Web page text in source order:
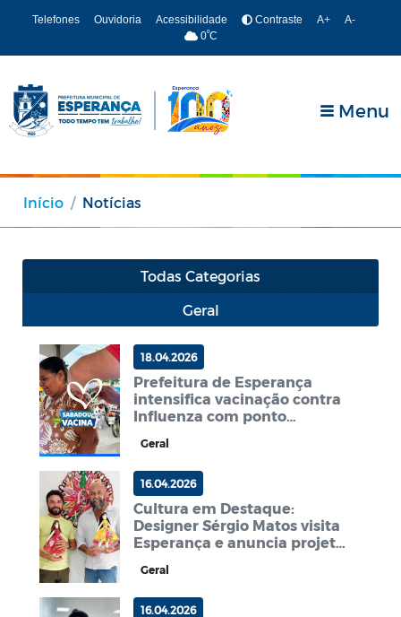
Telefones Ouvidoria Acessibilidade Contraste A+
A-
0ºC
Menu
Início Notícias
Todas Categorias
Geral
18.04.2026
Prefeitura de Esperança
intensifica vacinação contra
Influenza com ponto
Geral
16.04.2026
Cultura em Destaque:
Designer Sérgio Matos visita
Esperança e anuncia projeto
Artesanato
Geral
16.04.2026